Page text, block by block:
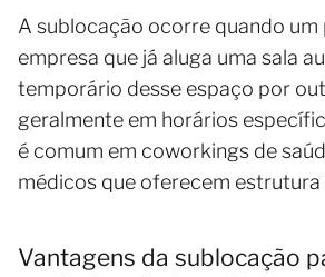
A sublocação ocorre quando um
empresa que já aluga uma sala
temporário desse espaço por
geralmente em horários
é comum em coworkings de
médicos que oferecem
Vantagens da sublocação